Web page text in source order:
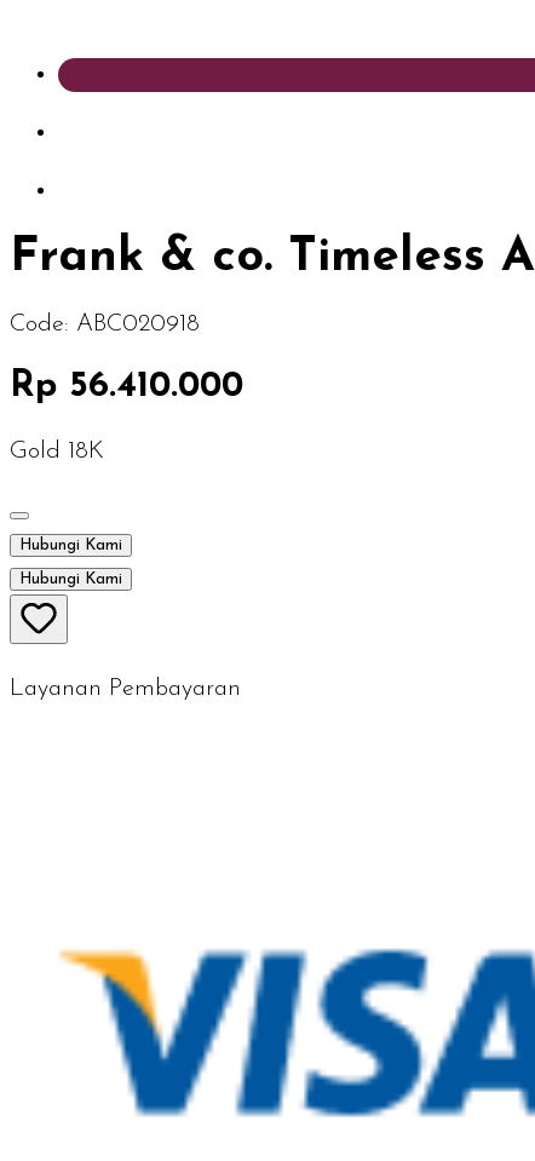
Frank & co. Timeless
Code: ABC020918
Rp 56.410.000
Gold 18K
Hubungi Kami
Hubungi Kami
Layanan Pembayaran